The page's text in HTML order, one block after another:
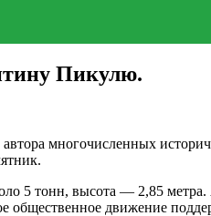
Пикулю.
многочисленных
5 тонн, высота — 2,85
общественное движение